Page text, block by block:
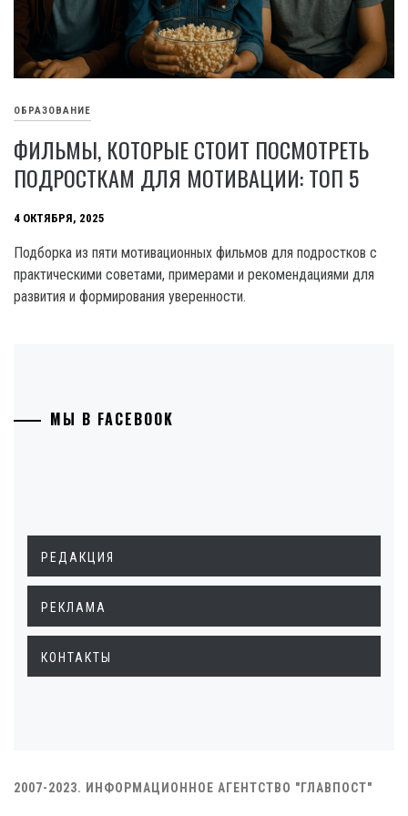
ОБРАЗОВАНИЕ
ФИЛЬМЫ, КОТОРЫЕ СТОИТ ПОСМОТРЕТЬ
ПОДРОСТКАМ ДЛЯ МОТИВАЦИИ: ТОП 5
4 ОКТЯБРЯ, 2025
Подборка из пяти мотивационных фильмов для подростков с
практическими советами, примерами и рекомендациями для
развития и формирования уверенности.
МЫ В FACEBOOK
РЕДАКЦИЯ
РЕКЛАМА
КОНТАКТЫ
2007-2023. ИНФОРМАЦИОННОЕ АГЕНТСТВО "ГЛАВПОСТ"